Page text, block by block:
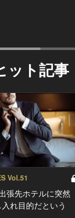
ット記事
Vol.51
張先ホテルに突然
れ目的だという